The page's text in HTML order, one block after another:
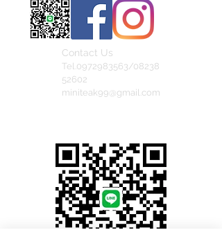
Contact Us
Tel.0972983563/08238
52602
miniteak99@gmail.com